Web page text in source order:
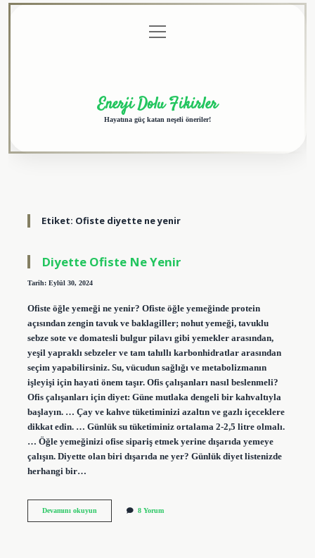
menüyü
aç
Enerji Dolu Fikirler
Hayatına güç katan neşeli öneriler!
Etiket: Ofiste diyette ne yenir
Diyette Ofiste Ne Yenir
Tarih: Eylül 30, 2024
Ofiste öğle yemeği ne yenir? Ofiste öğle yemeğinde protein
açısından zengin tavuk ve baklagiller; nohut yemeği, tavuklu
sebze sote ve domatesli bulgur pilavı gibi yemekler arasından,
yeşil yapraklı sebzeler ve tam tahıllı karbonhidratlar arasından
seçim yapabilirsiniz. Su, vücudun sağlığı ve metabolizmanın
işleyişi için hayati önem taşır. Ofis çalışanları nasıl beslenmeli?
Ofis çalışanları için diyet: Güne mutlaka dengeli bir kahvaltıyla
başlayın. … Çay ve kahve tüketiminizi azaltın ve gazlı içeceklere
dikkat edin. … Günlük su tüketiminiz ortalama 2-2,5 litre olmalı.
… Öğle yemeğinizi ofise sipariş etmek yerine dışarıda yemeye
çalışın. Diyette olan biri dışarıda ne yer? Günlük diyet listenizde
herhangi bir…
Devamını okuyunDiyette
8 Yorum